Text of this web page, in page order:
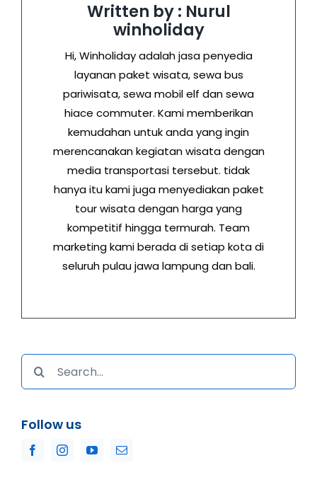
Written by : Nurul
winholiday
Hi, Winholiday adalah jasa penyedia
layanan paket wisata, sewa bus
pariwisata, sewa mobil elf dan sewa
hiace commuter. Kami memberikan
kemudahan untuk anda yang ingin
merencanakan kegiatan wisata dengan
media transportasi tersebut. tidak
hanya itu kami juga menyediakan paket
tour wisata dengan harga yang
kompetitif hingga termurah. Team
marketing kami berada di setiap kota di
seluruh pulau jawa lampung dan bali.
Search
for:
Follow us